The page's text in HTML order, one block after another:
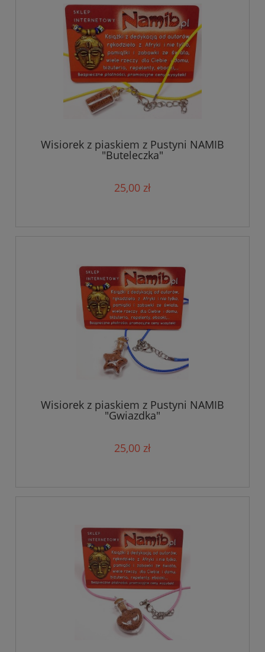
Wisiorek z piaskiem z Pustyni NAMIB
"Buteleczka"
25,00 zł
Wisiorek z piaskiem z Pustyni NAMIB
"Gwiazdka"
25,00 zł